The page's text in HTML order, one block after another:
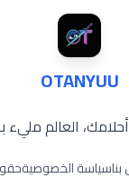
OTANYUU
العالم مليء
سياسة الخصوصية